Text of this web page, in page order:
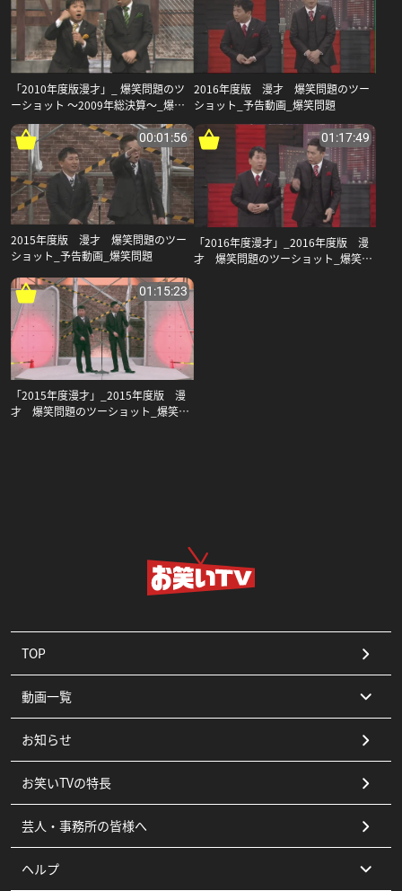
「2010年度版漫才」_ 爆笑問題のツ
ーショット 〜2009年総決算〜_爆笑
問題
2016年度版 漫才 爆笑問題のツー
ショット_予告動画_爆笑問題
00:01:56
2015年度版 漫才 爆笑問題のツー
ショット_予告動画_爆笑問題
01:17:49
「2016年度漫才」_2016年度版 漫
才 爆笑問題のツーショット_爆笑問
01:15:23
「2015年度漫才」_2015年度版 漫
才 爆笑問題のツーショット_爆笑問
TOP
動画一覧
コント
漫才
ピン
その他
お知らせ
お笑いTVの特長
芸人・事務所の皆様へ
ヘルプ